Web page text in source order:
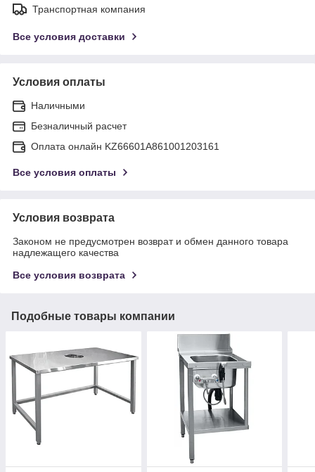
Транспортная компания
Все условия доставки
Условия оплаты
Наличными
Безналичный расчет
Оплата онлайн KZ66601A861001203161
Все условия оплаты
Условия возврата
Законом не предусмотрен возврат и обмен данного товара
надлежащего качества
Все условия возврата
Подобные товары компании